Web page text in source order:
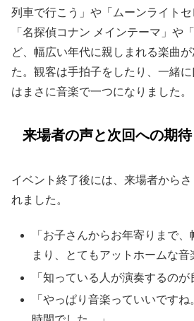
列車で行こう」や「ムーンライト
「名探偵コナン メインテーマ」や
ど、幅広い年代に親しまれる楽曲
た。観客は手拍子をしたり、一緒
はまさに音楽で一つになりました。
来場者の声と次回への期待
イベント終了後には、来場者から
れました。
「お子さんからお年寄りまで
まり、とてもアットホームな音
「知っている人が演奏するのが
「やっぱり音楽っていいです